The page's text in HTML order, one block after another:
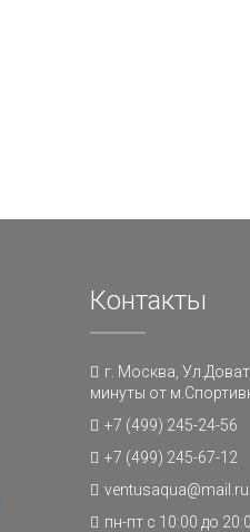
Контакты
г. Москва,
минуты от
+7 (499) 245-24-56
+7 (499) 245-67-12
ventusaqua@mail.ru
пн-пт с 10:00 до